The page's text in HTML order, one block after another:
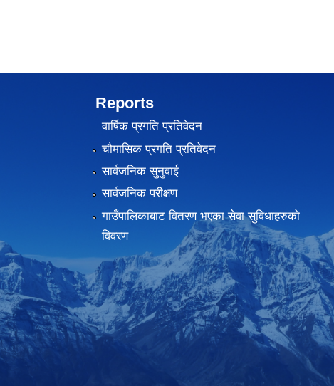
Reports
वार्षिक प्रगति प्रतिवेदन
चौमासिक प्रगति प्रतिवेदन
सार्वजनिक सुनुवाई
सार्वजनिक परीक्षण
गाउँपालिकाबाट वितरण भएका सेवा सुविधाहरुको
विवरण